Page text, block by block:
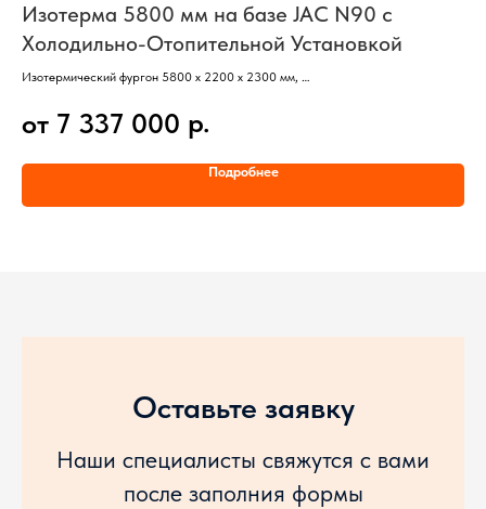
Изотерма 5800 мм на базе JAC N90 с
Холодильно-Отопительной Установкой
Изотермический фургон 5800 х 2200 х 2300 мм,
Кабина без спального места,
Колесная формула 4х2,
Температурный диапазон ХОУ от -20 до +12
от 7 337 000 р.
Подробнее
Оставьте заявку
Наши специалисты свяжутся с вами
после заполния формы